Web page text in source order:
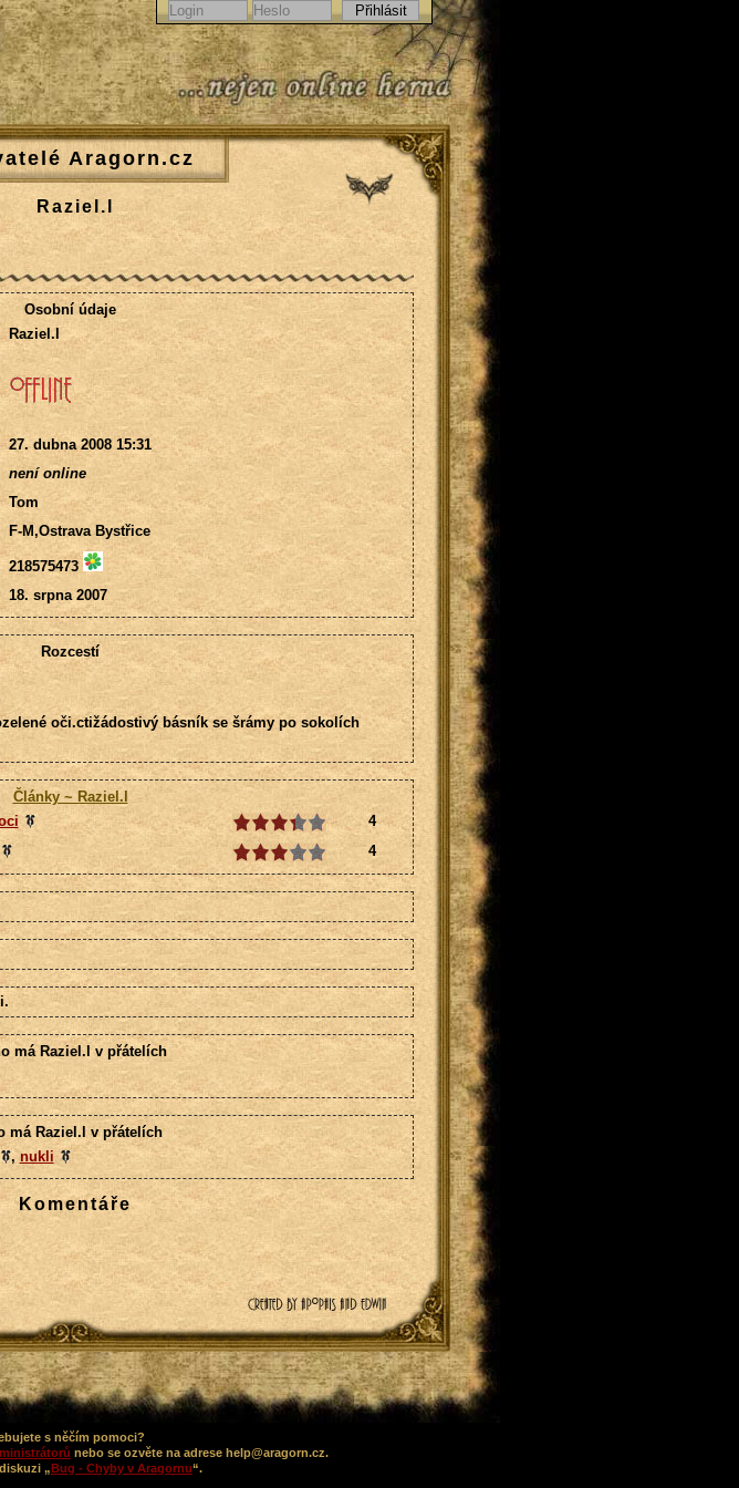
Aragorn.cz
Raziel.l
Osobní údaje
Raziel.l
27. dubna 2008 15:31
není online
Tom
F-M,Ostrava Bystřice
218575473
18. srpna 2007
Rozcestí
oči.ctižádostivý básník se šrámy po sokolích
Články ~ Raziel.l
4
4
má Raziel.l v přátelích
má Raziel.l v přátelích
,nukli
Komentáře
s něčím pomoci?
nebo se ozvěte na adrese help@aragorn.cz.
„Bug - Chyby v Aragornu“.